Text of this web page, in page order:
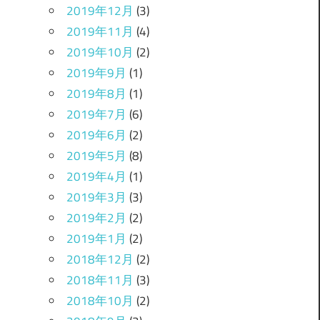
2019年12月 (3)
2019年11月 (4)
2019年10月 (2)
2019年9月 (1)
2019年8月 (1)
2019年7月 (6)
2019年6月 (2)
2019年5月 (8)
2019年4月 (1)
2019年3月 (3)
2019年2月 (2)
2019年1月 (2)
2018年12月 (2)
2018年11月 (3)
2018年10月 (2)